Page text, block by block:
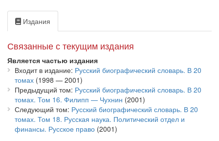
выпущенных в конце XIX — начале XX в. издательской
фирмой Ф. А. Брокгауз — И. А. Ефрон. В 20 томах этого
издания содержится около 15000 биографий деятелей
российской истории, культуры и науки. В качестве
дополнительного материала помещены выборочные главы
статьи «Россия» ЭС, занимающей в оригинальном издании
два полутома. Раздел «Россия» содержит большое количество
ссылок на персоналии, чьи биографии содержатся в данном
издании, и служит хорошим дополнением к этим биографиям.
Настоящее издание необычно. Оно появилось в результате
синтеза двух технологий — компьютерной и традиционной
книгоиздательской. Первоначально текст издания готовился
для электронной энциклопедии «Брокгауз и Ефрон.
Издания
Связанные с текущим издания
Является частью издания
Входит в издание Русский биографический словарь. В 20
томах (1998 — 2001)
Предыдущий том Русский биографический словарь. В 20
томах. Том 16. Филипп — Чухнин (2001)
Следующий том Русский биографический словарь. В 20
томах. Том 18. Русская наука. Политический отдел и
финансы. Русское право (2001)